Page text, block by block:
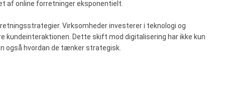
af online forretninger eksponentielt.
Virksomheder investerer i teknologi og
Dette skift mod digitalisering har ikke kun
også hvordan de tænker strategisk.